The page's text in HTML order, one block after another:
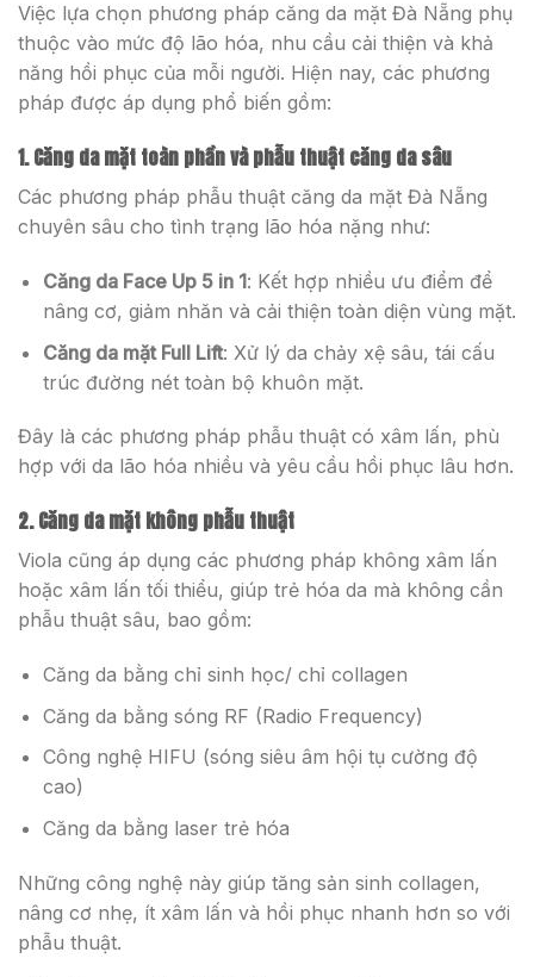
Việc lựa chọn phương pháp căng da mặt Đà Nẵng phụ
thuộc vào mức độ lão hóa, nhu cầu cải thiện và khả
năng hồi phục của mỗi người. Hiện nay, các phương
pháp được áp dụng phổ biến gồm:
1. Căng da mặt toàn phần và phẫu thuật căng da sâu
Các phương pháp phẫu thuật căng da mặt Đà Nẵng
chuyên sâu cho tình trạng lão hóa nặng như:
Căng da Face Up 5 in 1: Kết hợp nhiều ưu điểm để
nâng cơ, giảm nhăn và cải thiện toàn diện vùng mặt.
Căng da mặt Full Lift: Xử lý da chảy xệ sâu, tái cấu
trúc đường nét toàn bộ khuôn mặt.
Đây là các phương pháp phẫu thuật có xâm lấn, phù
hợp với da lão hóa nhiều và yêu cầu hồi phục lâu hơn.
2. Căng da mặt không phẫu thuật
Viola cũng áp dụng các phương pháp không xâm lấn
hoặc xâm lấn tối thiểu, giúp trẻ hóa da mà không cần
phẫu thuật sâu, bao gồm:
Căng da bằng chỉ sinh học/ chỉ collagen
Căng da bằng sóng RF (Radio Frequency)
Công nghệ HIFU (sóng siêu âm hội tụ cường độ
cao)
Căng da bằng laser trẻ hóa
Những công nghệ này giúp tăng sản sinh collagen,
nâng cơ nhẹ, ít xâm lấn và hồi phục nhanh hơn so với
phẫu thuật.